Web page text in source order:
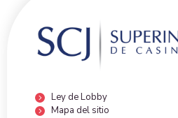
Ley de Lobby
Mapa del sitio